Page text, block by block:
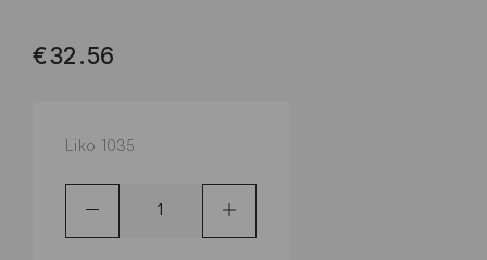
€32.56
Liko 1035